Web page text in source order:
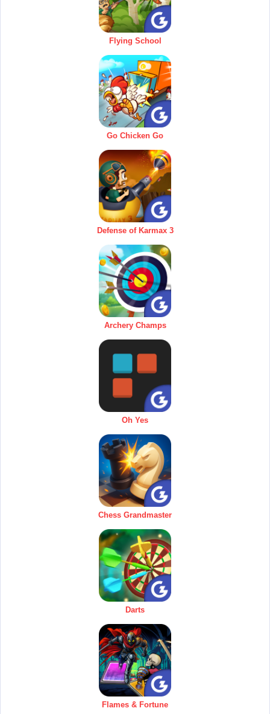
Flying School
Go Chicken Go
Defense of Karmax 3
Archery Champs
Oh Yes
Chess Grandmaster
Darts
Flames & Fortune